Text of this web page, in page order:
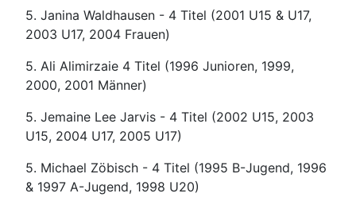
5. Janina Waldhausen - 4 Titel (2001 U15 & U17,
2003 U17, 2004 Frauen)
5. Ali Alimirzaie 4 Titel (1996 Junioren, 1999,
2000, 2001 Männer)
5. Jemaine Lee Jarvis - 4 Titel (2002 U15, 2003
U15, 2004 U17, 2005 U17)
5. Michael Zöbisch - 4 Titel (1995 B-Jugend, 1996
& 1997 A-Jugend, 1998 U20)